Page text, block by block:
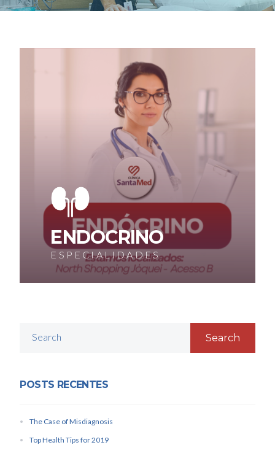
ENDOCRINO
ESPECIALIDADES
Search
POSTS RECENTES
The Case of Misdiagnosis
Top Health Tips for 2019